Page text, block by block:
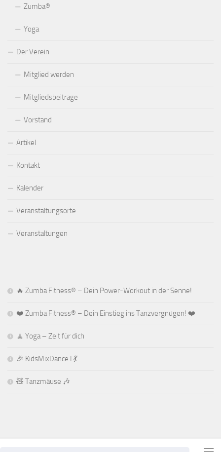
Zumba®
Yoga
Der Verein
Mitglied werden
Mitgliedsbeiträge
Vorstand
Artikel
Kontakt
Kalender
Veranstaltungsorte
Veranstaltungen
🔥 Zumba Fitness® – Dein Power-Workout in der Senne!
❤️ Zumba Fitness® – Dein Einstieg ins Tanzvergnügen! ❤️
🧘 Yoga – Zeit für dich
🎉 KidsMixDance I 💃
🧸 Tanzmäuse 🎶